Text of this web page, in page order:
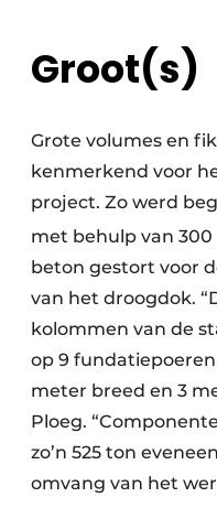
Groot(s)
Grote volumes en
kenmerkend voor
project. Zo werd
met behulp van 300
beton gestort voor
van het droogdok.
kolommen van de
op 9
meter breed en 3
Ploeg.
zo’n 525 ton
omvang van het